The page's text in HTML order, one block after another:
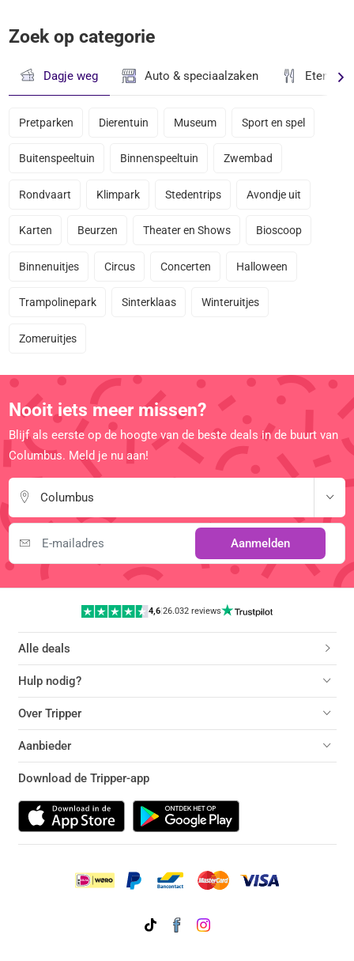
Zoek op categorie
Dagje weg Auto & speciaalzaken Eten &
Pretparken Dierentuin Museum Sport en spel
Buitenspeeltuin Binnenspeeltuin Zwembad
Rondvaart Klimpark Stedentrips Avondje uit
Karten Beurzen Theater en Shows Bioscoop
Binnenuitjes Circus Concerten Halloween
Trampolinepark Sinterklaas Winteruitjes
Zomeruitjes
Nooit iets meer missen?
Blijf als eerste op de hoogte van de beste deals in de buurt van
Columbus. Meld je nu aan!
Columbus
Aanmelden
4,6|26.032 reviews
Alle deals
Hulp nodig?
Over Tripper
Aanbieder
Download de Tripper-app